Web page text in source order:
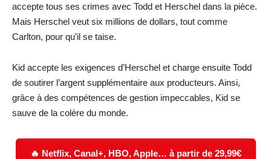
accepte tous ses crimes avec Todd et Herschel dans la pièce.
Mais Herschel veut six millions de dollars, tout comme
Carlton, pour qu’il se taise.
Kid accepte les exigences d’Herschel et charge ensuite Todd
de soutirer l’argent supplémentaire aux producteurs. Ainsi,
grâce à des compétences de gestion impeccables, Kid se
sauve de la colère du monde.
🔥 Netflix, Canal+, HBO, Apple… à partir de 29,99€